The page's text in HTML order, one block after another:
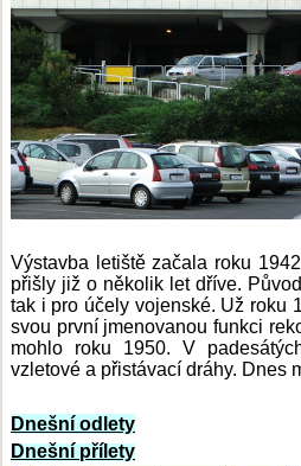
Výstavba letiště začala roku
přišly již o několik let dříve.
tak i pro účely vojenské. Už roku
svou první jmenovanou funkci
mohlo roku 1950. V
vzletové a přistávací dráhy. Dnes
Dnešní odlety
Dnešní přílety